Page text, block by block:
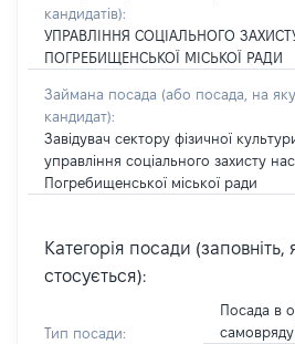
кандидатів):
УПРАВЛІННЯ СОЦІАЛЬНОГО
ПОГРЕБИЩЕНСЬКОЇ МІСЬКОЇ РАДИ
Займана посада (або посада, на
кандидат):
Завідувач сектору фізичної
управління соціального захисту
Погребищенської міської ради
Категорія посади
стосується):
Тип посади:
Посада в